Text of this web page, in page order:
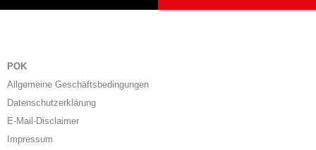
POK
Allgemeine Geschäftsbedingungen
Datenschutzerklärung
E-Mail-Disclaimer
Impressum